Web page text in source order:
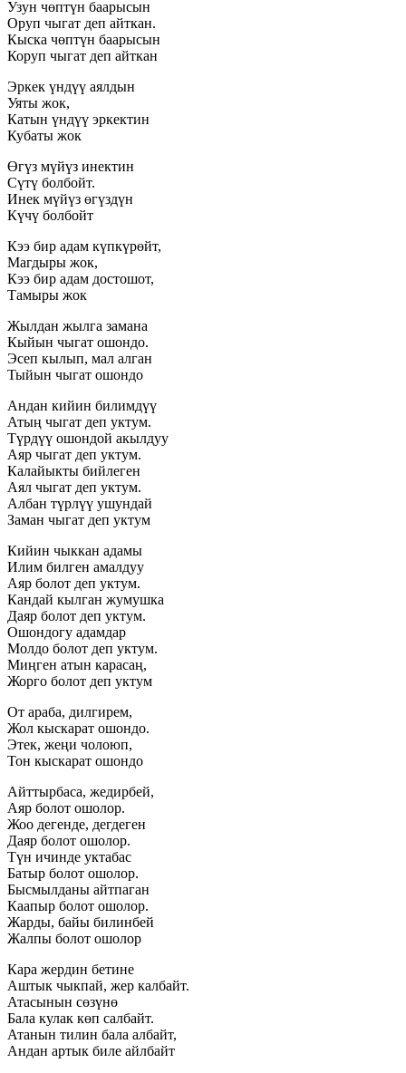
Узун чөптүн баарысын
Оруп чыгат деп айткан.
Кыска чөптүн баарысын
Коруп чыгат деп айткан
Эркек үндүү аялдын
Уяты жок,
Катын үндүү эркектин
Кубаты жок
Өгүз мүйүз инектин
Сүтү болбойт.
Инек мүйүз өгүздүн
Күчү болбойт
Кээ бир адам күпкүрөйт,
Магдыры жок,
Кээ бир адам достошот,
Тамыры жок
Жылдан жылга замана
Кыйын чыгат ошондо.
Эсеп кылып, мал алган
Тыйын чыгат ошондо
Андан кийин билимдүү
Атың чыгат деп уктум.
Түрдүү ошондой акылдуу
Аяр чыгат деп уктум.
Калайыкты бийлеген
Аял чыгат деп уктум.
Албан түрлүү ушундай
Заман чыгат деп уктум
Кийин чыккан адамы
Илим билген амалдуу
Аяр болот деп уктум.
Кандай кылган жумушка
Даяр болот деп уктум.
Ошондогу адамдар
Молдо болот деп уктум.
Миңген атын карасаң,
Жорго болот деп уктум
От араба, дилгирем,
Жол кыскарат ошондо.
Этек, жеңи чолоюп,
Тон кыскарат ошондо
Айттырбаса, жедирбей,
Аяр болот ошолор.
Жоо дегенде, дегдеген
Даяр болот ошолор.
Түн ичинде уктабас
Батыр болот ошолор.
Бысмылданы айтпаган
Каапыр болот ошолор.
Жарды, байы билинбей
Жалпы болот ошолор
Кара жердин бетине
Аштык чыкпай, жер калбайт.
Атасынын сөзүнө
Бала кулак көп салбайт.
Атанын тилин бала албайт,
Андан артык биле айлбайт